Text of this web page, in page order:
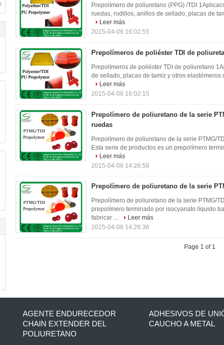
Prepolímero de poliuretano (PPG) /TDI
ruedas, rodillos, anillos de sellado, placas de
Leer más
2015-04-06 16:02:55
Prepolímeros de poliéster TDI de
Prepolímeros de poliéster TDI de poliuretano
de sellado, placas de tamiz y otros
Leer más
2015-04-06 16:02:15
Prepolímero de poliuretano de la serie
ruedas
Prepolímero de poliuretano de la serie PTMG/
Esta serie de productos es un prepolímero
Leer más
2015-04-06 14:26:58
Prepolímero de poliuretano de la serie
Prepolímero de poliuretano de la serie PTMG/
prepolímero terminado por isocyanato líquido
fabricar ...
Leer más
2015-04-06 14:26:36
Page 1 of 1
AGENTE ENDURECEDOR
CHAIN EXTENDER DEL
POLIURETANO
ADHESIVOS DE
CAUCHO A METAL